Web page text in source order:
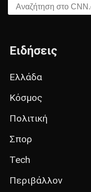
Αναζήτηση στο CNN.gr
Ειδήσεις
Ελλάδα
Κόσμος
Πολιτική
Σπορ
Tech
Περιβάλλον